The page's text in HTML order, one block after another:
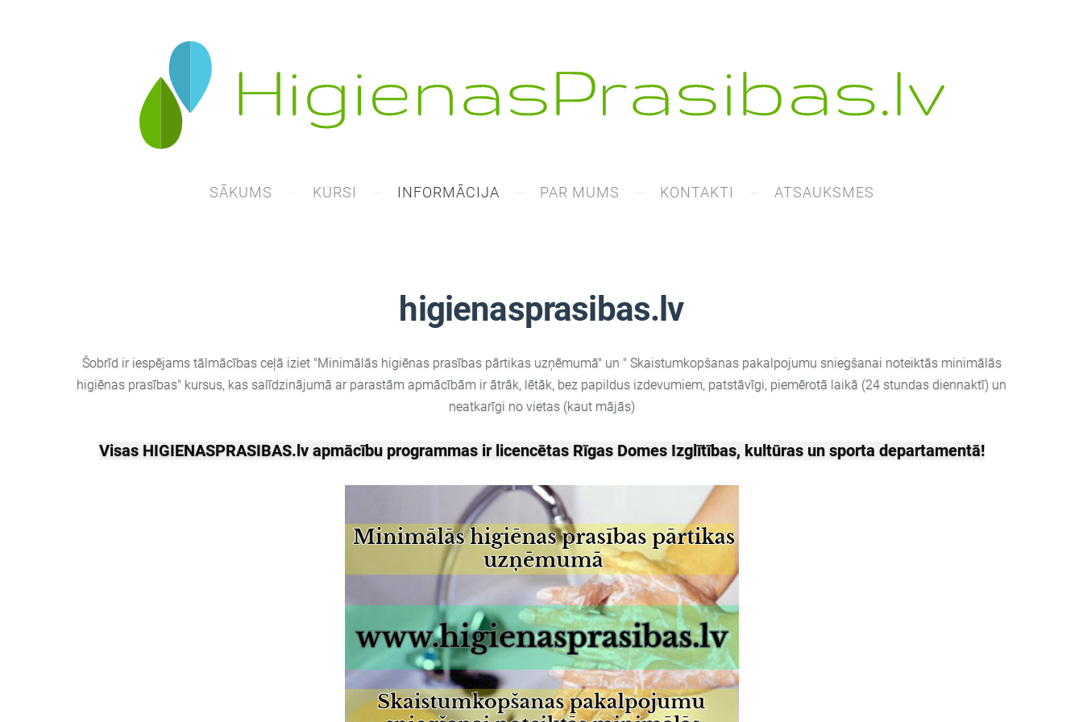
SĀKUMS KURSI INFORMĀCIJA PAR MUMS KONTAKTI ATSAUKSMES
higienasprasibas.lv
Šobrīd ir iespējams tālmācības ceļā iziet "Minimālās higiēnas prasības pārtikas uzņēmumā" un " Skaistumkopšanas pakalpojumu sniegšanai noteiktās minimālās
higiēnas prasības" kursus, kas salīdzinājumā ar parastām apmācībām ir ātrāk, lētāk, bez papildus izdevumiem, patstāvīgi, piemērotā laikā (24 stundas diennaktī) un
neatkarīgi no vietas (kaut mājās)
Visas HIGIENASPRASIBAS.lv apmācību programmas ir licencētas Rīgas Domes Izglītības, kultūras un sporta departamentā!